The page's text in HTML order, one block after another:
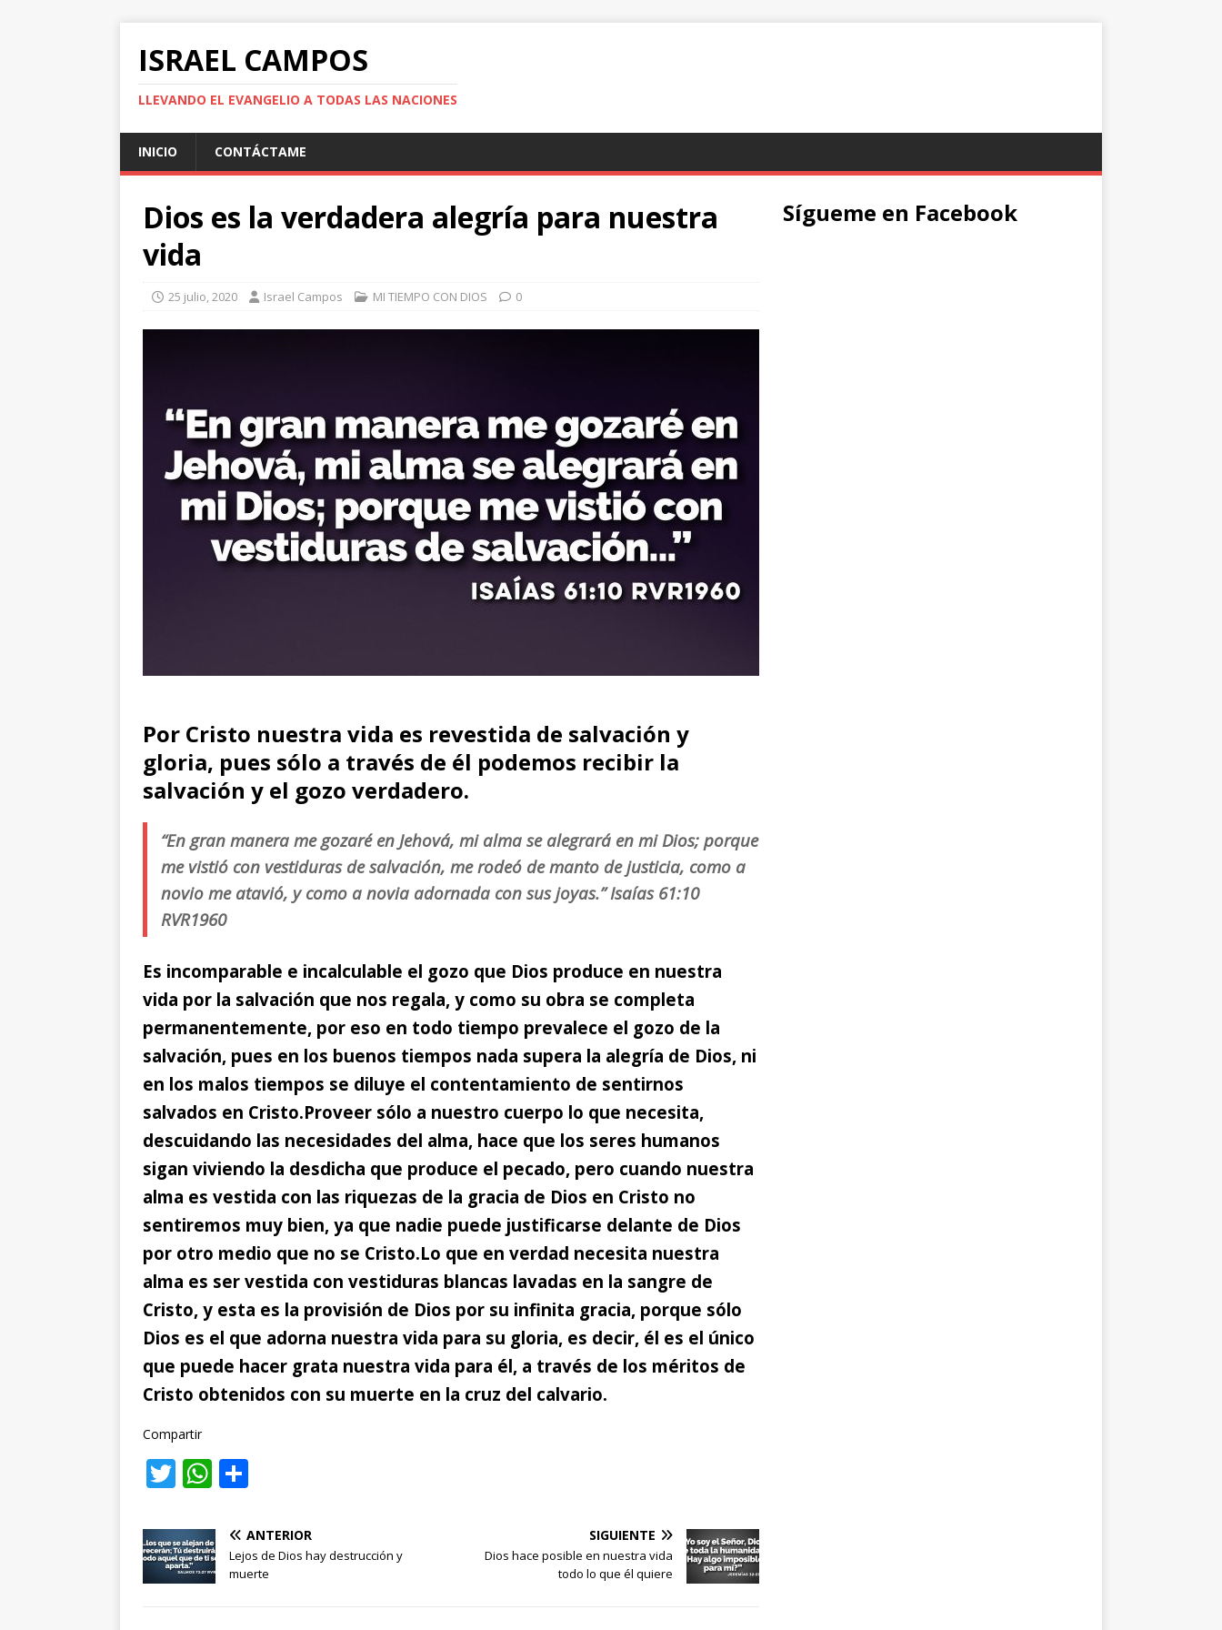
ISRAEL CAMPOS
LLEVANDO EL EVANGELIO A TODAS LAS NACIONES
INICIO CONTÁCTAME
Dios es la verdadera alegría para nuestra
vida
25 julio, 2020 Israel Campos MI TIEMPO CON DIOS 0
Por Cristo nuestra vida es revestida de salvación y
gloria, pues sólo a través de él podemos recibir la
salvación y el gozo verdadero.
“En gran manera me gozaré en Jehová, mi alma se alegrará en mi Dios; porque
me vistió con vestiduras de salvación, me rodeó de manto de justicia, como a
novio me atavió, y como a novia adornada con sus joyas.” Isaías 61:10
RVR1960
Es incomparable e incalculable el gozo que Dios produce en nuestra
vida por la salvación que nos regala, y como su obra se completa
permanentemente, por eso en todo tiempo prevalece el gozo de la
salvación, pues en los buenos tiempos nada supera la alegría de Dios, ni
en los malos tiempos se diluye el contentamiento de sentirnos
salvados en Cristo.Proveer sólo a nuestro cuerpo lo que necesita,
descuidando las necesidades del alma, hace que los seres humanos
sigan viviendo la desdicha que produce el pecado, pero cuando nuestra
alma es vestida con las riquezas de la gracia de Dios en Cristo no
sentiremos muy bien, ya que nadie puede justificarse delante de Dios
por otro medio que no se Cristo.Lo que en verdad necesita nuestra
alma es ser vestida con vestiduras blancas lavadas en la sangre de
Cristo, y esta es la provisión de Dios por su infinita gracia, porque sólo
Dios es el que adorna nuestra vida para su gloria, es decir, él es el único
que puede hacer grata nuestra vida para él, a través de los méritos de
Cristo obtenidos con su muerte en la cruz del calvario.
Compartir
T
it
te
r
W
at
s
A
m
p
ar
ANTERIOR
Lejos de Dios hay destrucción y
muerte
SIGUIENTE
Dios hace posible en nuestra vida
todo lo que él quiere
Sígueme en Facebook